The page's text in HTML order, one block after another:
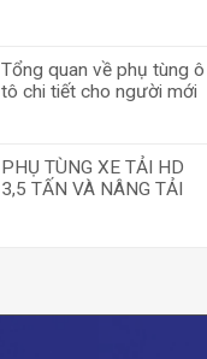
Tổng quan về phụ tùng ô
tô chi tiết cho người mới
PHỤ TÙNG XE TẢI HD
3,5 TẤN VÀ NÂNG TẢI